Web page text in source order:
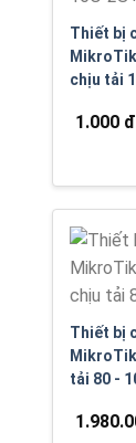
Thiết bị
chịu tải
1.000 đ
Thiết bị
tải 80 -